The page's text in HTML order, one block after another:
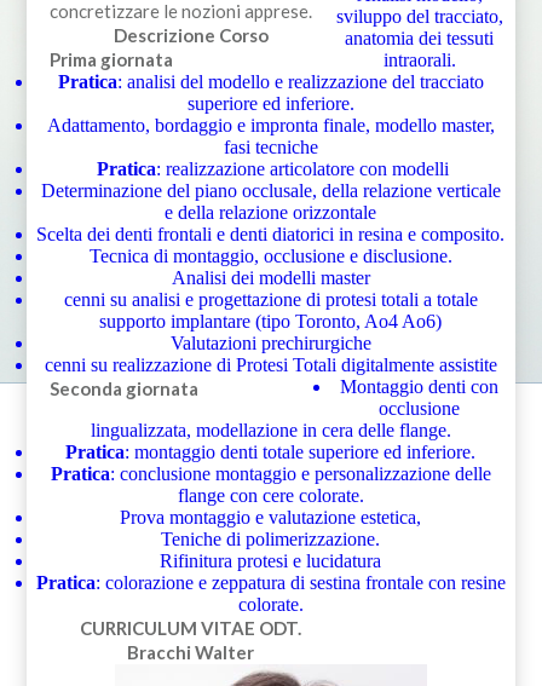
concretizzare le nozioni apprese.
Descrizione Corso
Prima giornata
sviluppo del tracciato,
anatomia dei tessuti
intraorali.
Pratica: analisi del modello e realizzazione del tracciato
superiore ed inferiore.
Adattamento, bordaggio e impronta finale, modello master,
fasi tecniche
Pratica: realizzazione articolatore con modelli
Determinazione del piano occlusale, della relazione verticale
e della relazione orizzontale
Scelta dei denti frontali e denti diatorici in resina e composito.
Tecnica di montaggio, occlusione e disclusione.
Analisi dei modelli master
cenni su analisi e progettazione di protesi totali a totale
supporto implantare (tipo Toronto, Ao4 Ao6)
Valutazioni prechirurgiche
cenni su realizzazione di Protesi Totali digitalmente assistite
Seconda giornata
Montaggio denti con
occlusione
lingualizzata, modellazione in cera delle flange.
Pratica: montaggio denti totale superiore ed inferiore.
Pratica: conclusione montaggio e personalizzazione delle
flange con cere colorate.
Prova montaggio e valutazione estetica,
Teniche di polimerizzazione.
Rifinitura protesi e lucidatura
Pratica: colorazione e zeppatura di sestina frontale con resine
colorate.
CURRICULUM VITAE ODT.
Bracchi Walter